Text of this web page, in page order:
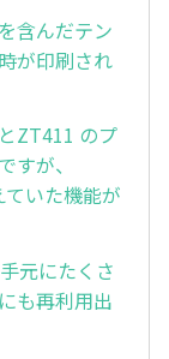
含んだテン
が印刷され
ZT411 のプ
すが、
いた機能が
元にたくさ
も再利用出